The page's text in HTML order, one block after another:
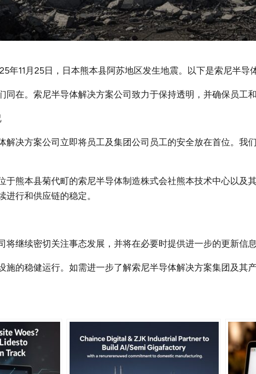
年11月25日，日本熊本县阿苏地区发生地震。以下是索尼半导
同在。索尼半导体解决方案公司致力于保持透明，并确保员工和
解决方案公司立即将员工及集团公司员工的安全放在首位。我
于熊本县菊代町的索尼半导体制造株式会社熊本技术中心以及
行和供应链的稳定。
将继续密切关注事态发展，并将在必要时提供进一步的更新信
施的稳健运行。如需进一步了解索尼半导体解决方案集团及其